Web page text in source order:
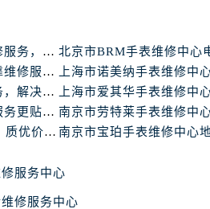
中心写字楼B座13层07室（需提前
安国际中心E座6楼10室（需提前
大厦B座17层1707室（需提前预约
场写字楼A座10层1002室（需提前
西街70号华润万象城写字楼（鄂
上海市亨利慕时手表维修中心电话（提供专业维修服务，确保您的手表焕然一新）
上海市华斯度手表维修中心地址在哪里（寻找可靠维修服务不再难）
上海市诺美纳手表维修中
北京市依度手表维修中心电话（提供专业维修服务，解决您的手表难题）
北京市梵德宝手表维修中心电话（维修更放心，服务更贴心）
南京市梅花手表维修中心电话（24小时专业维修，质优价廉）
服务中心
修服务中心